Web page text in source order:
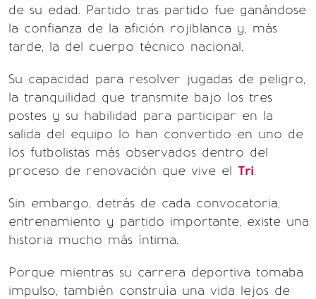
de su edad. Partido tras partido fue ganándose
la confianza de la afición rojiblanca y, más
tarde, la del cuerpo técnico nacional.
Su capacidad para resolver jugadas de peligro,
la tranquilidad que transmite bajo los tres
postes y su habilidad para participar en la
salida del equipo lo han convertido en uno de
los futbolistas más observados dentro del
proceso de renovación que vive el Tri.
Sin embargo, detrás de cada convocatoria,
entrenamiento y partido importante, existe una
historia mucho más íntima.
Porque mientras su carrera deportiva tomaba
impulso, también construía una vida lejos de